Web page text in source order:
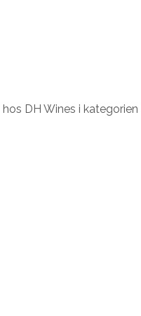
hos DH Wines i kategorien